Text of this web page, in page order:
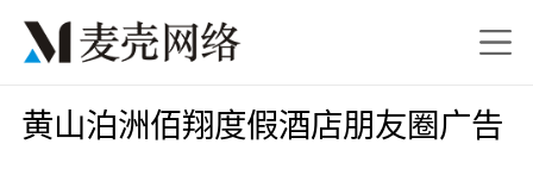
黄山泊洲佰翔度假酒店朋友圈广告